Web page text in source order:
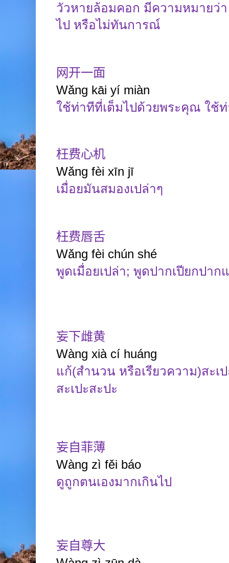
วัวหายล้อมคอก มีความหมายว่า
ไป หรือไม่ทันการณ์
网开一面
Wǎng kāi yí miàn
ใช้ท่าทีที่เต็มไปด้วยพระคุณ ใช้
枉费心机
Wǎng fèi xīn jī
เมื่อยมันสมองเปล่าๆ
枉费唇舌
Wǎng fèi chún shé
พูดเมื่อยเปล่า; พูดปากเปียกปาก
妄下雌黄
Wàng xià cí huáng
แก้(สำนวน หรือเรียวความ)สะเ
สะเปะสะปะ
妄自菲薄
Wàng zì fěi báo
ดูถูกตนเองมากเกินไป
妄自尊大